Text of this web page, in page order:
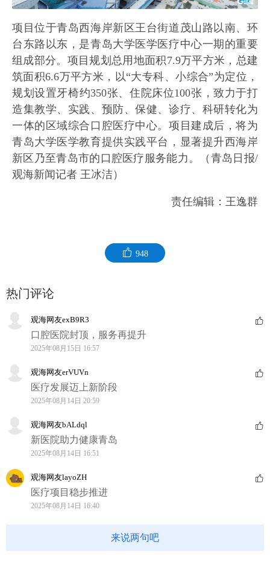
项目位于青岛西海岸新区王台街道茂山路以南、环
台东路以东，是青岛大学医学医疗中心一期的重要
组成部分。项目规划总用地面积7.9万平方米，总建
筑面积6.6万平方米，以“大专科、小综合”为定位，
规划设置牙椅约350张、住院床位100张，致力于打
造集教学、实践、预防、保健、诊疗、科研转化为
一体的区域综合口腔医疗中心。项目建成后，将为
青岛大学医学教育提供实践平台，显著提升西海岸
新区乃至青岛市的口腔医疗服务能力。（青岛日报/
观海新闻记者 王冰洁）
责任编辑：王逸群
948
热门评论
观海网友exB9R3
口腔医院封顶，服务再提升
2025年08月15日 16:57
观海网友erVUVn
医疗发展迈上新阶段
2025年08月14日 20:59
观海网友bALdql
新医院助力健康青岛
2025年08月14日 16:51
观海网友layoZH
医疗项目稳步推进
2025年08月14日 16:40
来说两句吧